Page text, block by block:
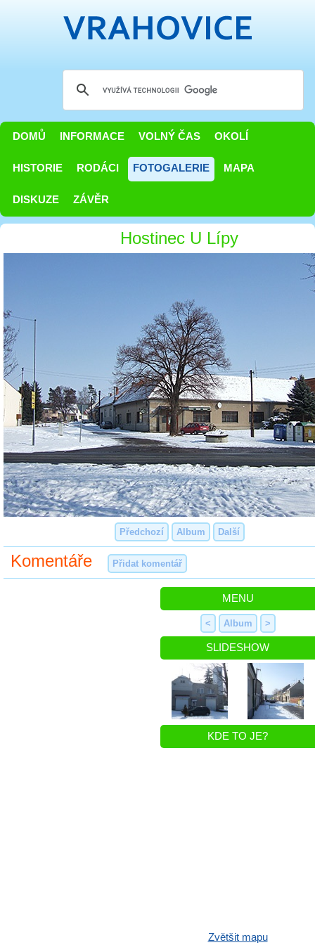
DOMŮ INFORMACE VOLNÝ ČAS OKOLÍ
HISTORIE RODÁCI FOTOGALERIE MAPA
DISKUZE ZÁVĚR
Hostinec U Lípy
Předchozí Album Další
Komentáře Přidat komentář
MENU
< Album >
SLIDESHOW
KDE TO JE?
Zvětšit mapu